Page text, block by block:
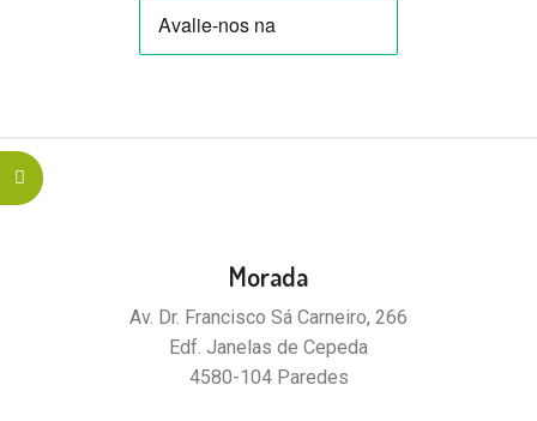
Morada
Av. Dr. Francisco Sá Carneiro, 266
Edf. Janelas de Cepeda
4580-104 Paredes